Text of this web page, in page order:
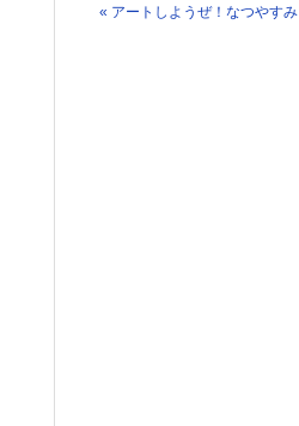
« アートしようぜ！なつやすみ